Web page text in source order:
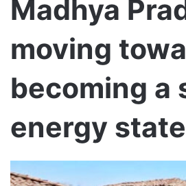
Madhya
moving
becoming a
energy state